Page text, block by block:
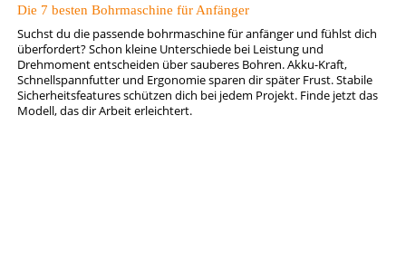
Die 7 besten Bohrmaschine für Anfänger
Suchst du die passende bohrmaschine für anfänger und fühlst dich
überfordert? Schon kleine Unterschiede bei Leistung und
Drehmoment entscheiden über sauberes Bohren. Akku-Kraft,
Schnellspannfutter und Ergonomie sparen dir später Frust. Stabile
Sicherheitsfeatures schützen dich bei jedem Projekt. Finde jetzt das
Modell, das dir Arbeit erleichtert.